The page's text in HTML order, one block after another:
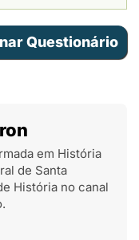
em História
de Santa
História no canal